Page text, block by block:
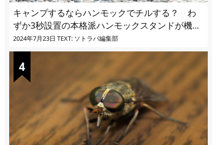
キャンプするならハンモックでチルする？ わ
ずか3秒設置の本格派ハンモックスタンドが機能
的過ぎる
2024年7月23日 TEXT: ソトラバ編集部